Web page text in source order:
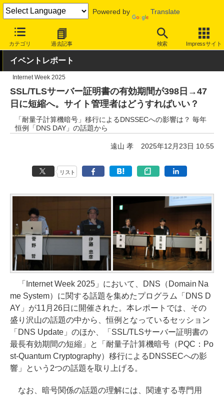
Powered by Translate
カテゴリ 過去記事 検索 Impressサイト
INTERNET Watch イベント 2025
イベントレポート
Internet Week 2025
SSL/TLSサーバー証明書の有効期間が398日→47
日に短縮へ。サイト管理者はどうすればいい？
「耐量子計算機暗号」移行によるDNSSECへの影響は？ 毎年
恒例「DNS DAY」の話題から
遠山 孝 2025年12月23日 10:55
リスト
「Internet Week 2025」において、DNS（Domain Na
me System）に関する話題を集めたプログラム「DNS D
AY」が11月26日に開催された。本レポートでは、その
盛り沢山の話題の中から、恒例となっているセッション
「DNS Update」のほか、「SSL/TLSサーバー証明書の
最長有効期間の短縮」と「耐量子計算機暗号（PQC：Po
st-Quantum Cryptography）移行によるDNSSECへの影
響」という2つの話題を取り上げる。
なお、暗号関係の話題の理解には、関連する専門用